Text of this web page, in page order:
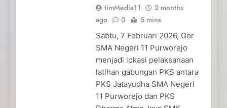
timMedia11
2 months
ago
0 5 mins
Sabtu, 7 Februari 2026, Gor
SMA Negeri 11 Purworejo
menjadi lokasi pelaksanaan
latihan gabungan PKS antara
PKS Jatayudha SMA Negeri
11 Purworejo dan PKS